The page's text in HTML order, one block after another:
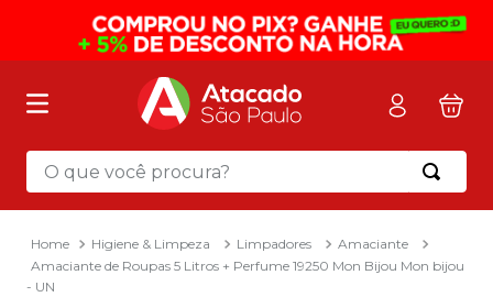
O que você procura?
Higiene & Limpeza Limpadores
Amaciante
Amaciante de Roupas 5 Litros + Perfume 19250 Mon Bijou Mon bijou
- UN
Termos mais buscados
mochila
2º sacola